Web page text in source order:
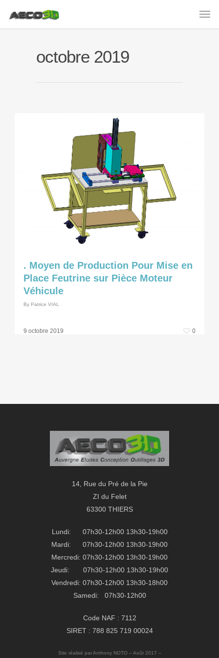
octobre 2019
. Moyen de Production Pour Mise en
Place Feutrine sur Pièce Moteur
Véhicule
By Patrice VIAL
9 octobre 2019 0
14, Rue du Pré de la Pie
ZI du Felet
63300 THIERS
Lundi: 07h30-12h00 13h30-19h00
Mardi: 07h30-12h00 13h30-19h00
Mercredi: 07h30-12h00 13h30-19h00
Jeudi: 07h30-12h00 13h30-19h00
Vendredi: 07h30-12h00 13h30-18h00
Samedi: 07h30-12h00
Code NAF : 7112
SIRET : 788 825 719 00024
Site réalisé par Anthony NOTO – Août 2017 –